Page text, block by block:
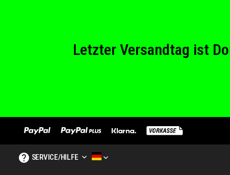
Letzter Versandtag ist
SERVICE/HILFE